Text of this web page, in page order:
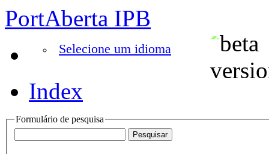
PortAberta IPB
Selecione um idioma
Index
Formulário de pesquisa